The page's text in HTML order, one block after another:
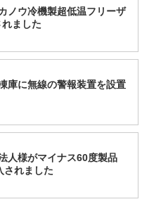
ノウ冷機製超低温フリーザ
ました
庫に無線の警報装置を設置
人様がマイナス60度製品
されました